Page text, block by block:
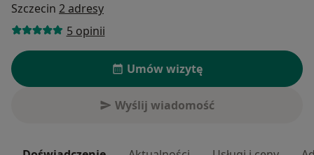
Szczecin 2 adresy
5 opinii
Umów wizytę
Wyślij wiadomość